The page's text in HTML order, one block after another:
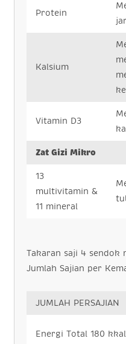
Protein
Kalsium
Vitamin D3
Zat Gizi Mikro
13
multivitamin &
11 mineral
Takaran saji 4 sendok
Jumlah Sajian per
JUMLAH PERSAJIAN
Energi Total 180 kkal